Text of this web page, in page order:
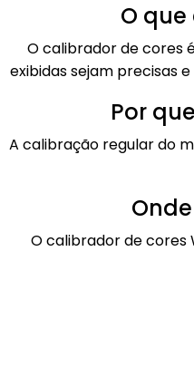
O
O calibrador de cores
exibidas sejam precisas
Por
A calibração regular do
O calibrador de cores